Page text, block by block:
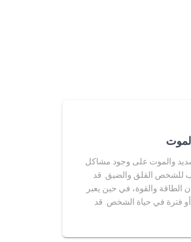
والموت على وجود مشاكل
للشخص القلق والضيق. قد
الطاقة والقوة، في حين يعبر
أو فترة في حياة الشخص. قد